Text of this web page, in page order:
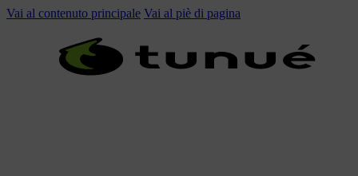
Vai al contenuto principale Vai al piè di pagina